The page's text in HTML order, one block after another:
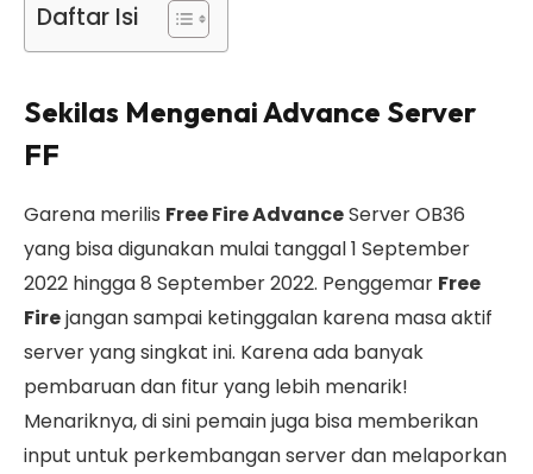
Daftar Isi
Sekilas Mengenai Advance Server
FF
Garena merilis Free Fire AdvanceServer OB36
yang bisa digunakan mulai tanggal 1 September
2022 hingga 8 September 2022. Penggemar Free
Firejangan sampai ketinggalan karena masa aktif
server yang singkat ini. Karena ada banyak
pembaruan dan fitur yang lebih menarik!
Menariknya, di sini pemain juga bisa memberikan
input untuk perkembangan server dan melaporkan